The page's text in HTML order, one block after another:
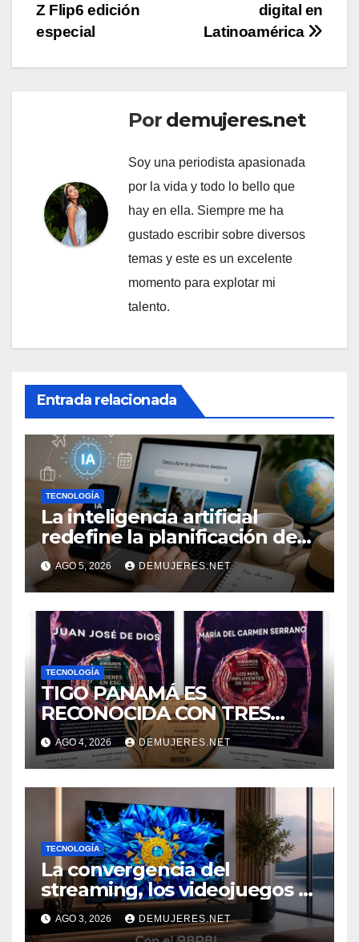
digital en
Latinoamérica
Z Flip6 edición
especial
Por demujeres.net
Soy una periodista apasionada
por la vida y todo lo bello que
hay en ella. Siempre me ha
gustado escribir sobre diversos
temas y este es un excelente
momento para explotar mi
talento.
Entrada relacionada
TECNOLOGÍA
La inteligencia artificial
redefine la planificación de
viajes: Los huéspedes
centran sus decisiones y
expectativas enfocándose en
experiencias auténticas y
personalizadas
AGO 5, 2026 DEMUJERES.NET
TECNOLOGÍA
TIGO PANAMÁ ES
RECONOCIDA CON TRES
GALARDONES EN EL FORO
“SOSTENIBILIDAD COMO
NUEVO NORTE 2026” DE LA
REVISTA VIDA Y ÉXITO
EVENTO
AGO 4, 2026 DEMUJERES.NET
TECNOLOGÍA
La convergencia del
streaming, los videojuegos y
el deporte impulsa una
nueva era de televisores
AGO 3, 2026 DEMUJERES.NET